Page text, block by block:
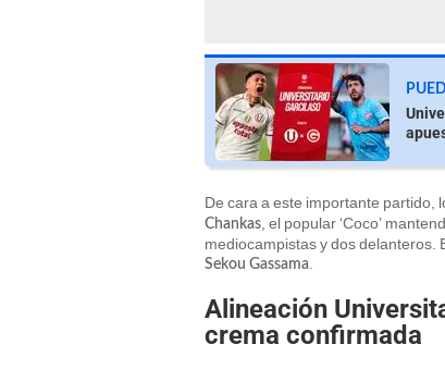
De cara a este importante partido,
Chankas , el popular ‘Coco’
mediocampistas y dos delanteros.
Sekou Gassama
Alineación
crema confirmada